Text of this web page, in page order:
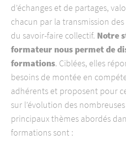
d’échanges et de partages,
chacun par la transmission
du savoir-faire collectif. Notre
formateur nous permet de
formations. Ciblées, elles
besoins de montée en
adhérents et proposent pour
sur l’évolution des
principaux thèmes abordés
formations sont :